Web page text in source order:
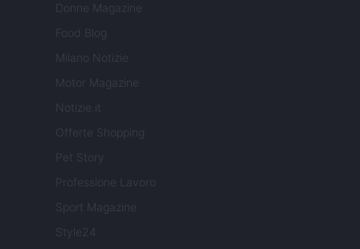
Donne Magazine
Food Blog
Milano Notizie
Motor Magazine
Notizie.it
Offerte Shopping
Pet Story
Professione Lavoro
Sport Magazine
Style24